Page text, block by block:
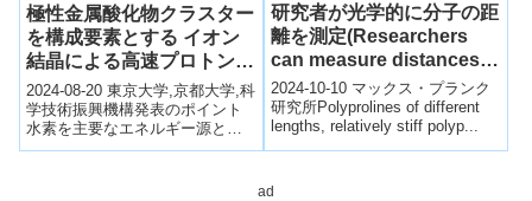
極性金属酸化物クラスター
を構成要素とする イオン
結晶による高速プロトン伝
導体を開発 ～環境にやさ
しく高効率な水素エネルギ
ーシステムへの応用に期待
～
2024-08-20 東京大学,京都大学,科
学技術振興機構発表のポイント
水素を主要なエネルギー源とす
る社会の実現に向け、水素イオ
研究者が光学的に分子の距
離を測定(Researchers
can measure distances
in molecules optically)
2024-10-10 マックス・プランク
研究所Polyprolines of different
lengths, relatively stiff polyp...
ad